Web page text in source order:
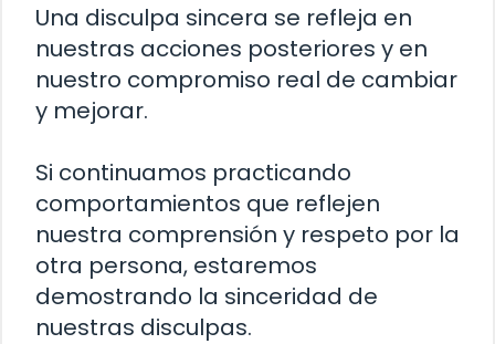
Una disculpa sincera se refleja en
nuestras acciones posteriores y en
nuestro compromiso real de cambiar
y mejorar.
Si continuamos practicando
comportamientos que reflejen
nuestra comprensión y respeto por la
otra persona, estaremos
demostrando la sinceridad de
nuestras disculpas.